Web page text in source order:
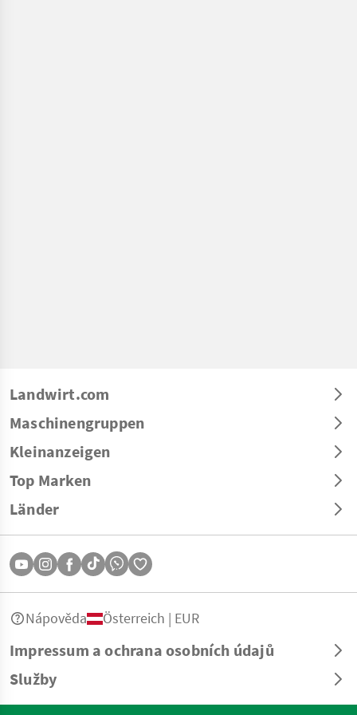
Landwirt.com
Maschinengruppen
Kleinanzeigen
Top Marken
Länder
Impressum a ochrana osobních údajů
Služby
Nápověda Österreich | EUR